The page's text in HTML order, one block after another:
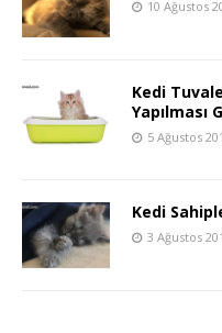
10 Ağustos
Kedi
Yapılması
5 Ağustos
Kedi
3 Ağustos